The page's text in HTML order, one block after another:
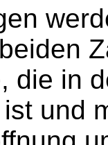
die in
und